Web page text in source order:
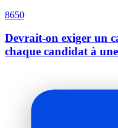
8650
Devrait-on exiger un
chaque candidat à